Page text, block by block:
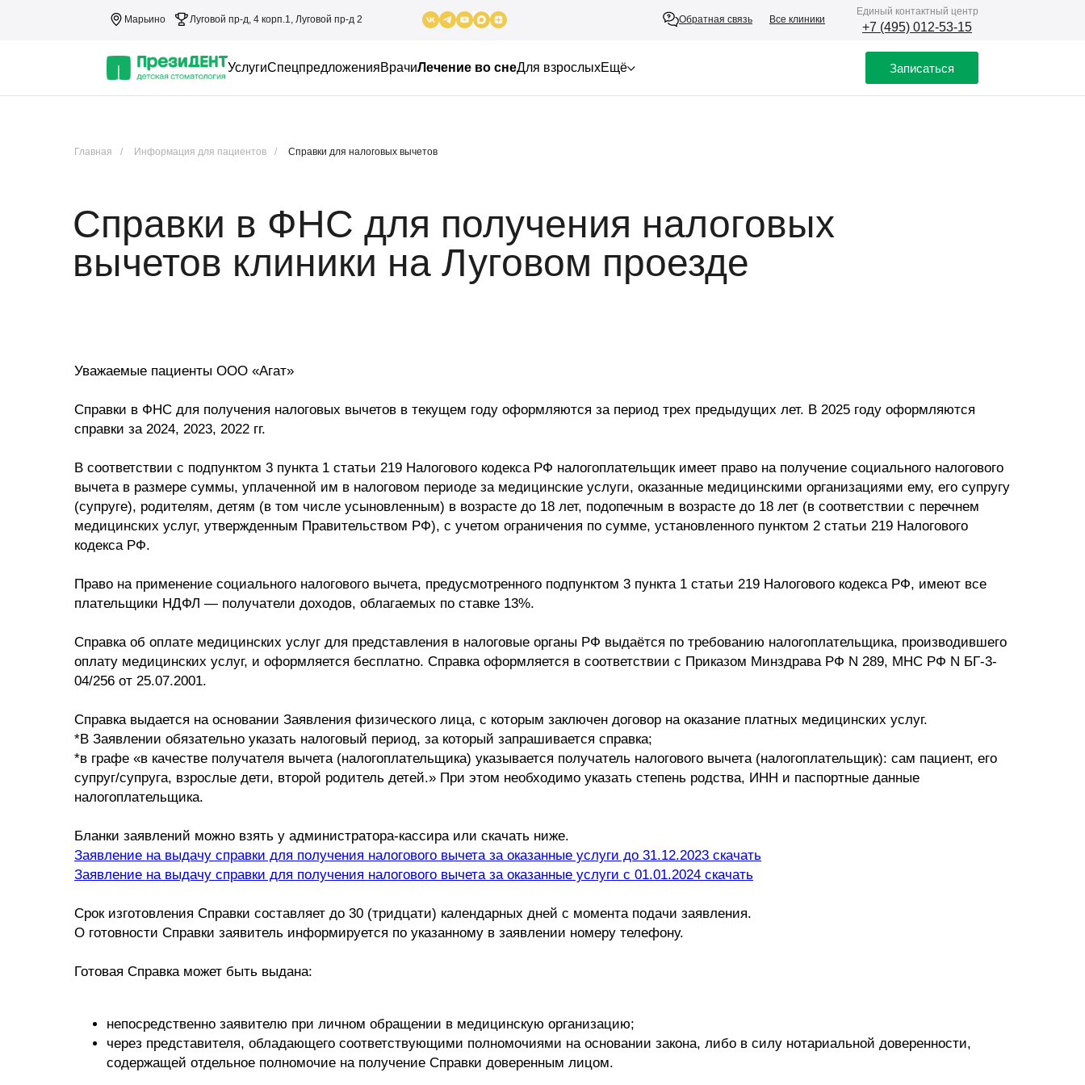
Обратная связь Все клиники
Eдиный контактный центр
+7 (495) 012-53-15
Марьино Луговой пр-д, 4 корп.1, Луговой пр-д 2
УслугиСпецпредложенияВрачиЛечение во снеДля взрослыхЕщё Записаться
Главная / Информация для пациентов / Справки для налоговых вычетов
Справки в ФНС для получения налоговых
вычетов клиники на Луговом проезде
Уважаемые пациенты ООО «Агат»
Справки в ФНС для получения налоговых вычетов в текущем году оформляются за период трех предыдущих лет. В 2025 году оформляются
справки за 2024, 2023, 2022 гг.
В соответствии с подпунктом 3 пункта 1 статьи 219 Налогового кодекса РФ налогоплательщик имеет право на получение социального налогового
вычета в размере суммы, уплаченной им в налоговом периоде за медицинские услуги, оказанные медицинскими организациями ему, его супругу
(супруге), родителям, детям (в том числе усыновленным) в возрасте до 18 лет, подопечным в возрасте до 18 лет (в соответствии с перечнем
медицинских услуг, утвержденным Правительством РФ), с учетом ограничения по сумме, установленного пунктом 2 статьи 219 Налогового
кодекса РФ.
Право на применение социального налогового вычета, предусмотренного подпунктом 3 пункта 1 статьи 219 Налогового кодекса РФ, имеют все
плательщики НДФЛ — получатели доходов, облагаемых по ставке 13%.
Cправка об оплате медицинских услуг для представления в налоговые органы РФ выдаётся по требованию налогоплательщика, производившего
оплату медицинских услуг, и оформляется бесплатно. Справка оформляется в соответствии с Приказом Минздрава РФ N 289, МНС РФ N БГ-3-
04/256 от 25.07.2001.
Справка выдается на основании Заявления физического лица, с которым заключен договор на оказание платных медицинских услуг.
*В Заявлении обязательно указать налоговый период, за который запрашивается справка;
*в графе «в качестве получателя вычета (налогоплательщика) указывается получатель налогового вычета (налогоплательщик): сам пациент, его
супруг/супруга, взрослые дети, второй родитель детей.» При этом необходимо указать степень родства, ИНН и паспортные данные
налогоплательщика.
Бланки заявлений можно взять у администратора-кассира или скачать ниже.
Заявление на выдачу справки для получения налогового вычета за оказанные услуги до 31.12.2023 скачать
Заявление на выдачу справки для получения налогового вычета за оказанные услуги с 01.01.2024 скачать
Срок изготовления Справки составляет до 30 (тридцати) календарных дней с момента подачи заявления.
О готовности Справки заявитель информируется по указанному в заявлении номеру телефону.
Готовая Справка может быть выдана:
непосредственно заявителю при личном обращении в медицинскую организацию;
через представителя, обладающего соответствующими полномочиями на основании закона, либо в силу нотариальной доверенности,
содержащей отдельное полномочие на получение Справки доверенным лицом.